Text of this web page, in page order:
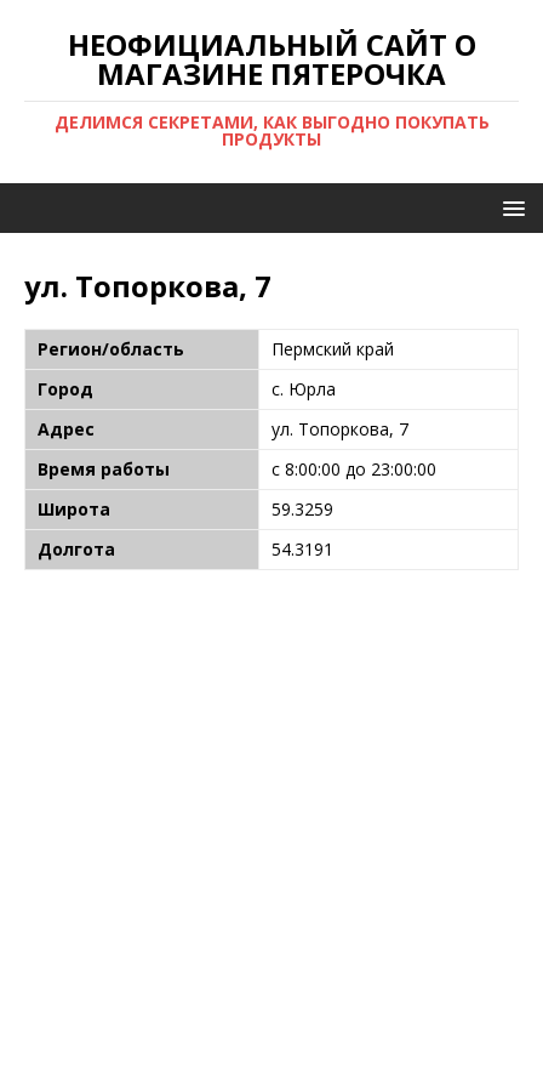
НЕОФИЦИАЛЬНЫЙ САЙТ О
МАГАЗИНЕ ПЯТЕРОЧКА
ДЕЛИМСЯ СЕКРЕТАМИ, КАК ВЫГОДНО ПОКУПАТЬ
ПРОДУКТЫ
ул. Топоркова, 7
Регион/область
Пермский край
Город
с. Юрла
Адрес
ул. Топоркова, 7
Время работы
с 8:00:00 до 23:00:00
Широта
59.3259
Долгота
54.3191